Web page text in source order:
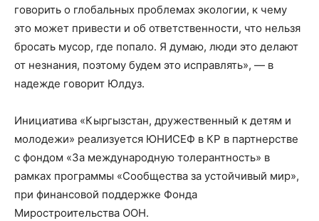
говорить о глобальных проблемах экологии, к чему
это может привести и об ответственности, что нельзя
бросать мусор, где попало. Я думаю, люди это делают
от незнания, поэтому будем это исправлять», — в
надежде говорит Юлдуз.
Инициатива «Кыргызстан, дружественный к детям и
молодежи» реализуется ЮНИСЕФ в КР в партнерстве
с фондом «За международную толерантность» в
рамках программы «Сообщества за устойчивый мир»,
при финансовой поддержке Фонда
Миростроительства ООН.